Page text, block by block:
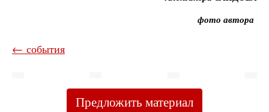
фото автора
← события
Предложить материал